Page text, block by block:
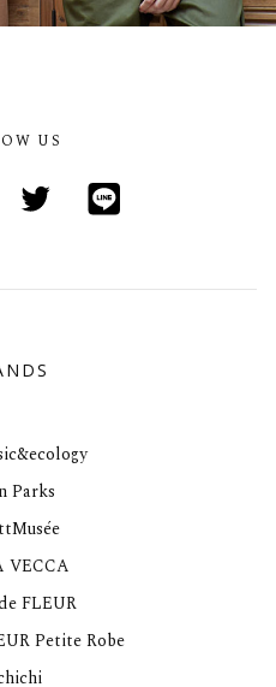
US
Parks
VECCA
FLEUR
Petite Robe